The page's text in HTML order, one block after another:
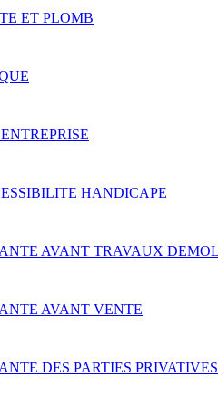
ET PLOMB
HANDICAPE
AVANT TRAVAUX
AVANT VENTE
DES PARTIES PRIVATIVES